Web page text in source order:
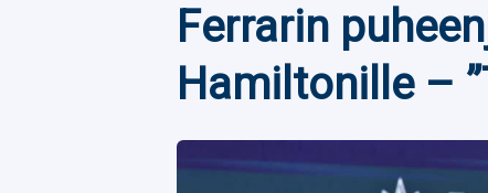
Ferrarin
Hamiltonille –